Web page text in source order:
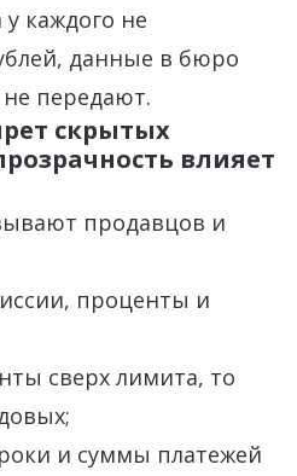
каждого не
данные в бюро
передают.
скрытых
влияет
продавцов и
проценты и
сверх лимита, то
и суммы платежей